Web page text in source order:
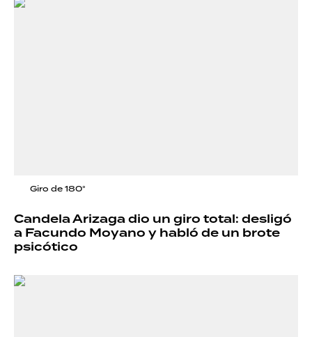
Giro de 180°
Candela Arizaga dio un giro total: desligó
a Facundo Moyano y habló de un brote
psicótico